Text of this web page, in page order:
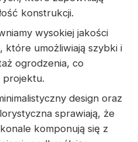
konstrukcji.
wysokiej jakości
które umożliwiają szybki i
ogrodzenia, co
projektu.
design oraz
sprawiają, że
komponują się z